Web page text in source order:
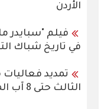
الأردن
في تاريخ شباك
تمديد
الثالث حتى 8 آب المقبل